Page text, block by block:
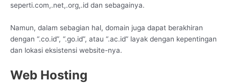
seperti.com,.net,.org,.id dan sebagainya.
Namun, dalam sebagian hal, domain juga dapat berakhiran
dengan “.co.id”, “.go.id”, atau “.ac.id” layak dengan kepentingan
dan lokasi eksistensi website-nya.
Web Hosting